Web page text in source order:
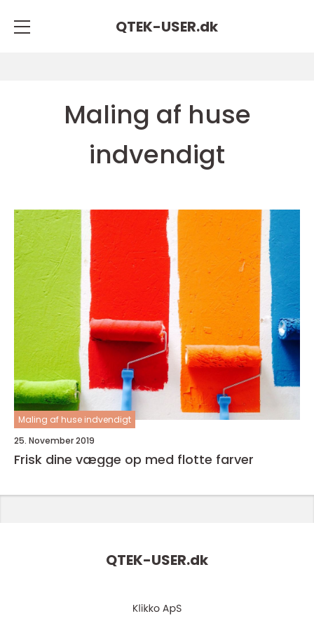
QTEK-USER.dk
Maling af huse
indvendigt
Maling af huse indvendigt
25. November 2019
Frisk dine vægge op med flotte farver
QTEK-USER.dk